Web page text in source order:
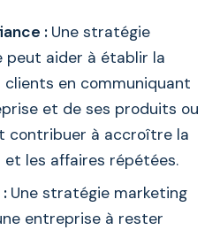
: Une stratégie
peut aider à établir la
clients en communiquant
et de ses produits ou
contribuer à accroître la
les affaires répétées.
Une stratégie marketing
entreprise à rester